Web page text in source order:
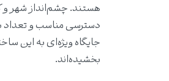
هستند. چشم‌انداز شهر
دسترسی مناسب و تعداد
جایگاه ویژه‌ای به این
بخشیده‌اند.